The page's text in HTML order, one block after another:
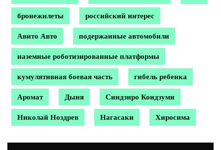
бронежилеты российский интерес
Авито Авто подержанные автомобили
наземные роботизированные платформы
кумулятивная боевая часть гибель ребенка
Аромат Дыня Синдзиро Коидзуми
Николай Ноздрев Нагасаки Хиросима